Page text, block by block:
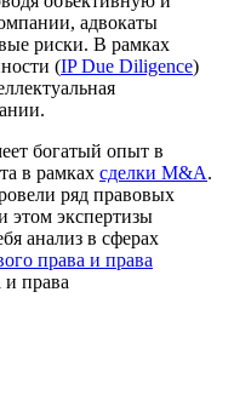
адвокаты
риски. В рамках
(IP Due Diligence)
богатый опыт в
в рамках сделки M&A.
ряд правовых
этом экспертизы
анализ в сферах
права и права
и права